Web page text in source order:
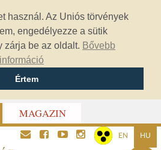
használ. Az Uniós törvények
engedélyezze a sütik
zárja be az oldalt. Bővebb
információ
Értem
MAGAZIN
EN HU